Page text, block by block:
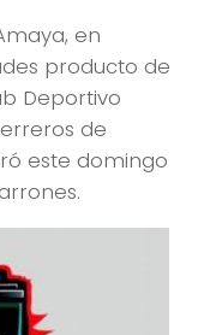
en
producto de
Deportivo
de
este domingo